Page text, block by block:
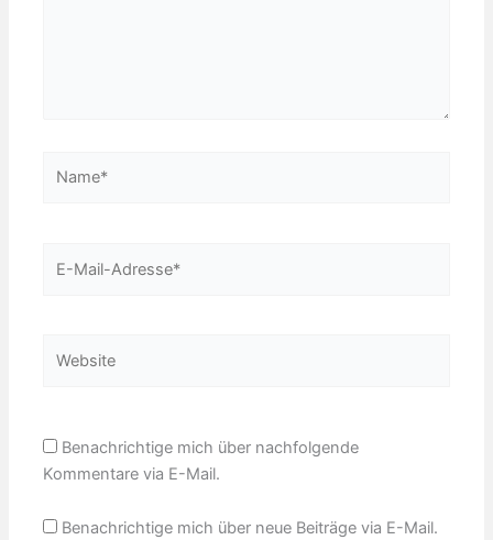
Mail-
Benachrichtige mich über nachfolgende
Kommentare via E-Mail.
Benachrichtige mich über neue Beiträge via E-Mail.